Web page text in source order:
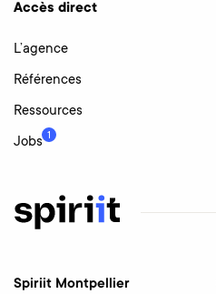
Accès direct
L’agence
Références
Ressources
Jobs 1
Spiriit Montpellier